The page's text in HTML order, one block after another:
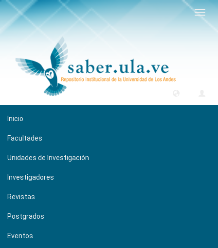
Inicio
Facultades
Unidades de Investigación
Investigadores
Revistas
Postgrados
Eventos